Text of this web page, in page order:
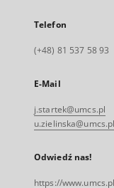
Telefon
(+48) 81 537 58 93
E-Mail
j.startek@umcs.pl
u.zielinska@umcs.pl
Odwiedź nas!
https://